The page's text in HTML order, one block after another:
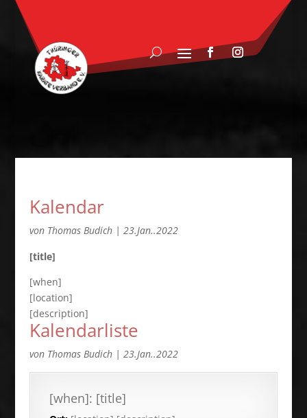
Kalendar
von Thomas Budich| 23.Jan..2022
[title]
[when]
[location]
[description]
Kalendarliste
von Thomas Budich| 23.Jan..2022
[when]: [title]